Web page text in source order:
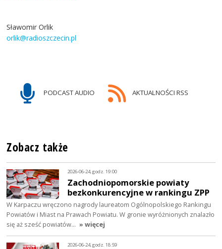
Sławomir Orlik
orlik@radioszczecin.pl
PODCAST AUDIO AKTUALNOŚCI RSS
Zobacz także
2026-06-24, godz. 19:00
Zachodniopomorskie powiaty
bezkonkurencyjne w rankingu ZPP
W Karpaczu wręczono nagrody laureatom Ogólnopolskiego Rankingu
Powiatów i Miast na Prawach Powiatu. W gronie wyróżnionych znalazło
się aż sześć powiatów… » więcej
2026-06-24, godz. 18:59